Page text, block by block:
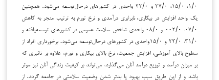
۱/۰، ۱۵/۰، ۲۷/۰ و ۲۲/۰ واحدی در کشورهای درحال‌توسعه می‌شود. همچنین
یک واحد افزایش در بیکاری، نابرابری درآمدی و نرخ تورم به ترتیب منجر به کاهش
۰۷/۰، ۰۰۲/۰ و ۰۸/۰ واحدی شاخص سلامت عمومی در کشورهای توسعه‌یافته و
۳۱/۰، ۲۳/۰ و ۱۵/۰واحدی در کشورهای درحال‌توسعه می‌شود. برخورداری افراد از
سطوح بالای آموزشی، افزایش جمعیت، نرخ بالای بیکاری و تورم، علاوه بر تاثیری که
بر میزان درآمد و توزیع درآمد آنان می‌گذارد، می‌تواند بر کیفیت زندگی آنان نیز موثر
باشد و از این طریق سبب بهبود یا بدتر شدن وضعیت سلامتی در جامعه گردد. از